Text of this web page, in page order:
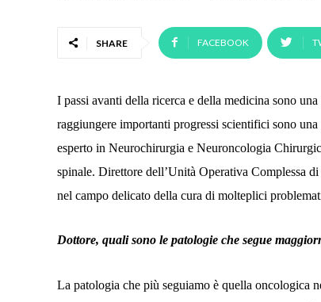
SHARE FACEBOOK
I passi avanti della ricerca e della medicina sono
raggiungere importanti progressi scientifici sono
esperto in Neurochirurgia e Neuroncologia
spinale. Direttore dell’Unità Operativa Complessa
nel campo delicato della cura di molteplici
Dottore, quali sono le patologie che segue
La patologia che più seguiamo è quella oncologica